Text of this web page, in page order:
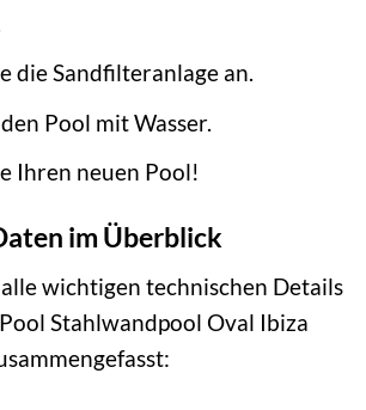
die Sandfilteranlage an.
Pool mit Wasser.
Ihren neuen Pool!
im Überblick
wichtigen technischen Details
Stahlwandpool Oval Ibiza